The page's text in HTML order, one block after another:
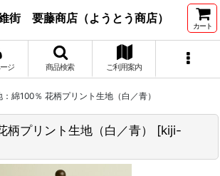
街 要藤商店（ようとう商店）
カート
ジ 商品検索 ご利用案内
：綿100％ 花柄プリント生地（白／青）
プリント生地（白／青） [kiji-